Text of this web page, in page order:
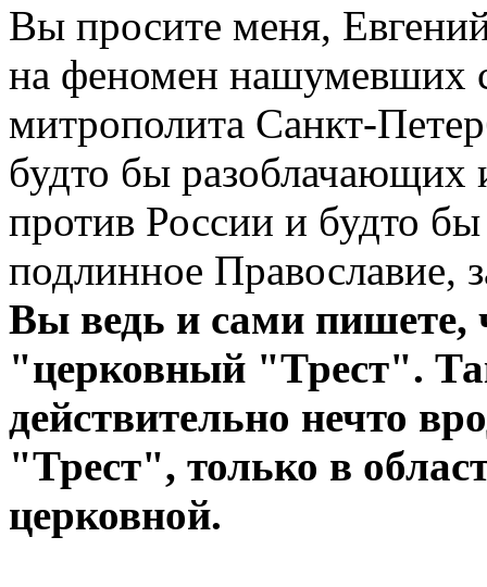
Вы просите меня,
на феномен нашумевших
митрополита Санкт-
будто бы разоблачающих
против России и будто
подлинное Православие,
Вы ведь и сами пишете,
"церковный "Трест".
действительно нечто
"Трест", только в
церковной.